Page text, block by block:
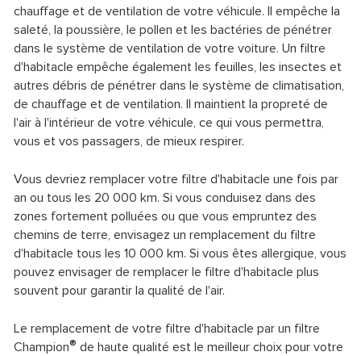
chauffage et de ventilation de votre véhicule. Il empêche la
saleté, la poussière, le pollen et les bactéries de pénétrer
dans le système de ventilation de votre voiture. Un filtre
d'habitacle empêche également les feuilles, les insectes et
autres débris de pénétrer dans le système de climatisation,
de chauffage et de ventilation. Il maintient la propreté de
l'air à l'intérieur de votre véhicule, ce qui vous permettra,
vous et vos passagers, de mieux respirer.
Vous devriez remplacer votre filtre d'habitacle une fois par
an ou tous les 20 000 km. Si vous conduisez dans des
zones fortement polluées ou que vous empruntez des
chemins de terre, envisagez un remplacement du filtre
d'habitacle tous les 10 000 km. Si vous êtes allergique, vous
pouvez envisager de remplacer le filtre d'habitacle plus
souvent pour garantir la qualité de l'air.
Le remplacement de votre filtre d'habitacle par un filtre
Champion® de haute qualité est le meilleur choix pour votre